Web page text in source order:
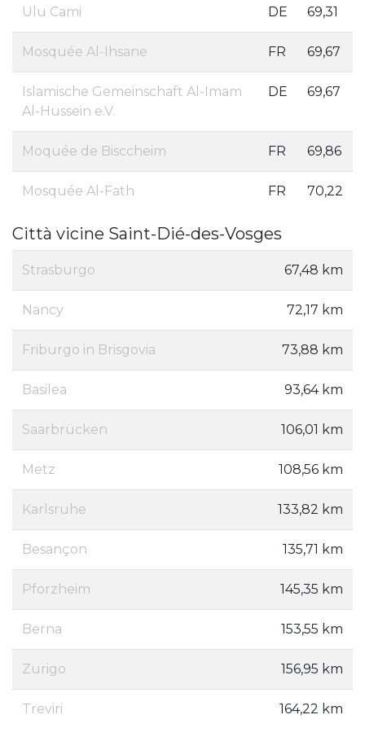
Ulu Cami DE 69,31
Mosquée Al-Ihsane FR 69,67
Islamische Gemeinschaft Al-Imam
Al-Hussein e.V.
DE 69,67
Moquée de Bisccheim FR 69,86
Mosquée Al-Fath FR 70,22
Città vicine Saint-Dié-des-Vosges
Strasburgo 67,48 km
Nancy 72,17 km
Friburgo in Brisgovia 73,88 km
Basilea 93,64 km
Saarbrücken 106,01 km
Metz 108,56 km
Karlsruhe 133,82 km
Besançon 135,71 km
Pforzheim 145,35 km
Berna 153,55 km
Zurigo 156,95 km
Treviri 164,22 km